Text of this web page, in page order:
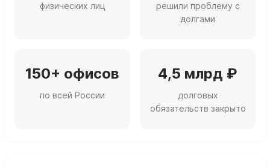
физических лиц
решили проблему с
долгами
150+ офисов
по всей России
4,5 млрд ₽
долговых
обязательств закрыто